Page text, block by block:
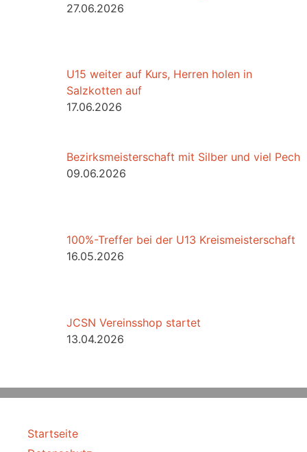
27.06.2026
U15 weiter auf Kurs, Herren holen in
Salzkotten auf
17.06.2026
Bezirksmeisterschaft mit Silber und viel Pech
09.06.2026
100%-Treffer bei der U13 Kreismeisterschaft
16.05.2026
JCSN Vereinsshop startet
13.04.2026
Startseite